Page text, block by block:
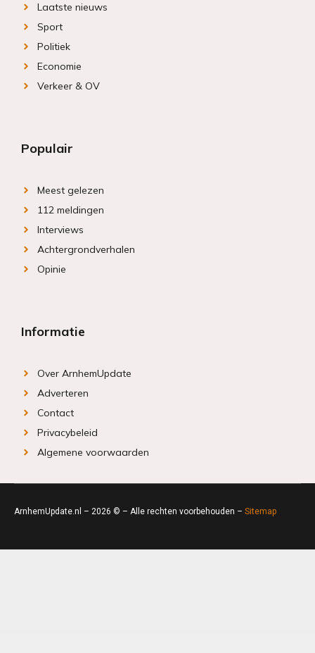
Laatste nieuws
Sport
Politiek
Economie
Verkeer & OV
Populair
Meest gelezen
112 meldingen
Interviews
Achtergrondverhalen
Opinie
Informatie
Over ArnhemUpdate
Adverteren
Contact
Privacybeleid
Algemene voorwaarden
ArnhemUpdate.nl – 2026 © – Alle rechten voorbehouden – Sitemap